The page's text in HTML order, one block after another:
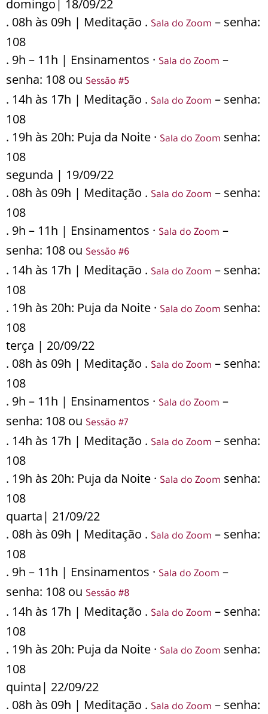
domingo| 18/09/22
. 08h às 09h | Meditação . Sala do Zoom – senha:
108
. 9h – 11h | Ensinamentos · Sala do Zoom –
senha: 108 ou Sessão #5
. 14h às 17h | Meditação . Sala do Zoom – senha:
108
. 19h às 20h: Puja da Noite · Sala do Zoom senha:
108
segunda | 19/09/22
. 08h às 09h | Meditação . Sala do Zoom – senha:
108
. 9h – 11h | Ensinamentos · Sala do Zoom –
senha: 108 ou Sessão #6
. 14h às 17h | Meditação . Sala do Zoom – senha:
108
. 19h às 20h: Puja da Noite · Sala do Zoom senha:
108
terça | 20/09/22
. 08h às 09h | Meditação . Sala do Zoom – senha:
108
. 9h – 11h | Ensinamentos · Sala do Zoom –
senha: 108 ou Sessão #7
. 14h às 17h | Meditação . Sala do Zoom – senha:
108
. 19h às 20h: Puja da Noite · Sala do Zoom senha:
108
quarta| 21/09/22
. 08h às 09h | Meditação . Sala do Zoom – senha:
108
. 9h – 11h | Ensinamentos · Sala do Zoom –
senha: 108 ou Sessão #8
. 14h às 17h | Meditação . Sala do Zoom – senha:
108
. 19h às 20h: Puja da Noite · Sala do Zoom senha:
108
quinta| 22/09/22
. 08h às 09h | Meditação . Sala do Zoom – senha: